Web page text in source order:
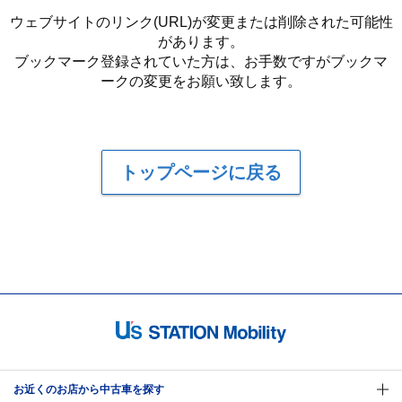
ウェブサイトのリンク(URL)が変更または削除された可能性
があります。
ブックマーク登録されていた方は、お手数ですがブックマ
ークの変更をお願い致します。
トップページに戻る
お近くのお店から中古車を探す